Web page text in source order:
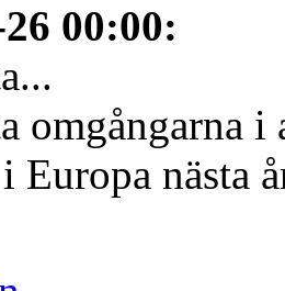
00:00:
omgångarna
Europa nästa